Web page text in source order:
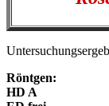
Röntgen:
HD A